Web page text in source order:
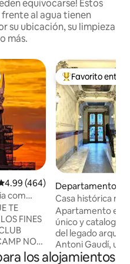
equivocarse! Estos
al agua tienen
su ubicación, su limpieza
más.
huéspedes
promedio: 4.99 de
4.99 (464)
com
TE
NOU
De los mejores
Favorito entre
Departamento en
Casa histórica
Apartamento en
único y
del legado
Antoni Gaudí,
Barcelona,
los alojamientos